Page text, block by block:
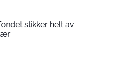
stikker helt av